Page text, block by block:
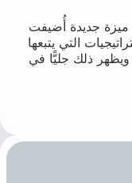
ميزة جديدة أُضيفت
التي يتبعها
ذلك جليًّا في